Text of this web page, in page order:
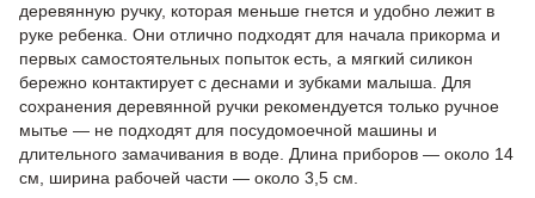
деревянную ручку, которая меньше гнется и удобно лежит в
руке ребенка. Они отлично подходят для начала прикорма и
первых самостоятельных попыток есть, а мягкий силикон
бережно контактирует с деснами и зубками малыша. Для
сохранения деревянной ручки рекомендуется только ручное
мытье — не подходят для посудомоечной машины и
длительного замачивания в воде. Длина приборов — около 14
см, ширина рабочей части — около 3,5 см.